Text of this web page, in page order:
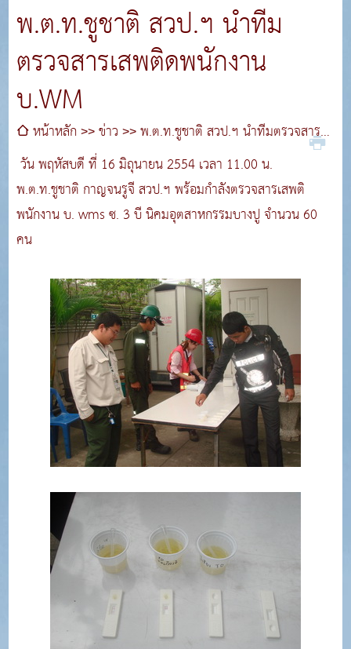
พ.ต.ท.ชูชาติ สวป.ฯ นำทีม
ตรวจสารเสพติดพนักงาน
บ.WM
หน้าหลัก ข่าว
พ.ต.ท.ชูชาติ สวป.ฯ นำทีมตรวจสาร
เสพติดพนักงาน บ.WM
วัน พฤหัสบดี ที่ 16 มิถุนายน 2554 เวลา 11.00 น.
พ.ต.ท.ชูชาติ กาญจนรูจี สวป.ฯ พร้อมกำลังตรวจสารเสพติ
พนักงาน บ. wms ซ. 3 บี นิคมอุตสาหกรรมบางปู จำนวน 60
คน